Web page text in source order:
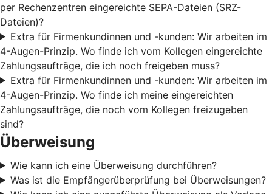
per Rechenzentren eingereichte SEPA-Dateien (SRZ-
Dateien)?
Extra für Firmenkundinnen und -kunden: Wir arbeiten im
4-Augen-Prinzip. Wo finde ich vom Kollegen eingereichte
Zahlungsaufträge, die ich noch freigeben muss?
Extra für Firmenkundinnen und -kunden: Wir arbeiten im
4-Augen-Prinzip. Wo finde ich meine eingereichten
Zahlungsaufträge, die noch vom Kollegen freizugeben
sind?
Überweisung
Wie kann ich eine Überweisung durchführen?
Was ist die Empfängerüberprüfung bei Überweisungen?